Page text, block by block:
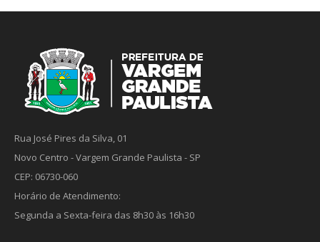
Rua José Pires da Silva, 01
Novo Centro - Vargem Grande Paulista - SP
CEP: 06730-060
Horário de Atendimento:
Segunda a Sexta-feira das 8h30 às 16h30